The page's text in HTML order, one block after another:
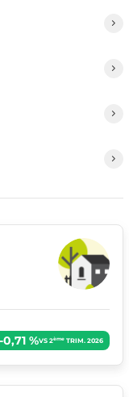
-0,71 %VS 2èmeTRIM. 2026